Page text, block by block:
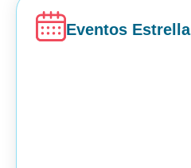
Eventos Estrella